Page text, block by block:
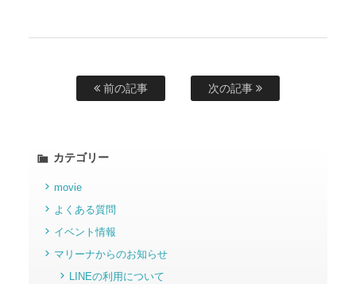
前の記事 次の記事
カテゴリー
movie
よくある質問
イベント情報
マリーナからのお知らせ
LINEの利用について